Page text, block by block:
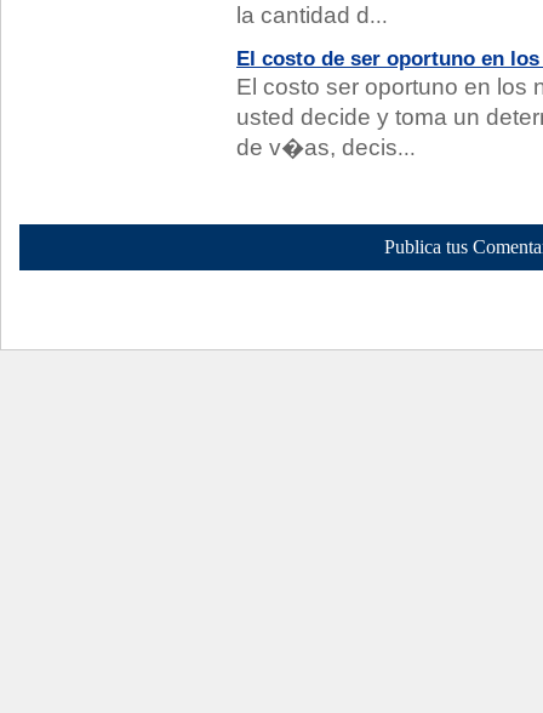
la cantidad d...
El costo de ser oportuno en
El costo ser oportuno en los
usted decide y toma un
de v�as, decis...
Publica tus